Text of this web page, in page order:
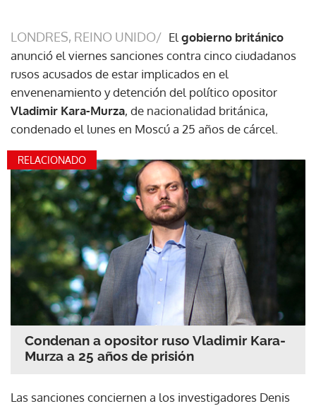
LONDRES, REINO UNIDO/ El gobierno británico
anunció el viernes sanciones contra cinco ciudadanos
rusos acusados de estar implicados en el
envenenamiento y detención del político opositor
Vladimir Kara-Murza, de nacionalidad británica,
condenado el lunes en Moscú a 25 años de cárcel.
RELACIONADO
Condenan a opositor ruso Vladimir Kara-
Murza a 25 años de prisión
Las sanciones conciernen a los investigadores Denis